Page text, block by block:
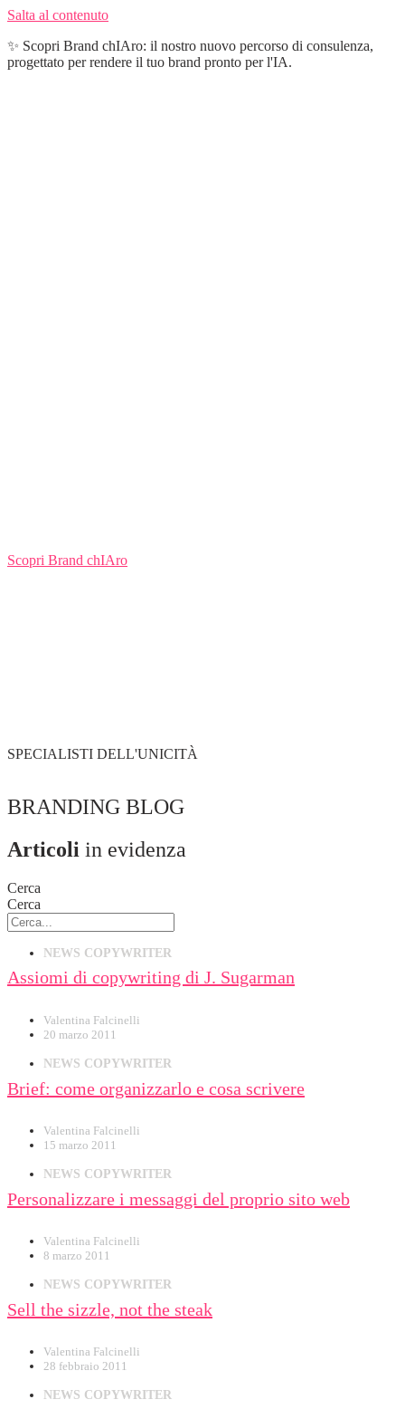
Salta al contenuto
✨ Scopri Brand chIAro: il nostro nuovo percorso di consulenza,
progettato per rendere il tuo brand pronto per l'IA.
Scopri Brand chIAro
SPECIALISTI DELL'UNICITÀ
BRANDING BLOG
Articoli in evidenza
Cerca
Cerca
NEWS COPYWRITER
Assiomi di copywriting di J. Sugarman
Valentina Falcinelli
20 marzo 2011
NEWS COPYWRITER
Brief: come organizzarlo e cosa scrivere
Valentina Falcinelli
15 marzo 2011
NEWS COPYWRITER
Personalizzare i messaggi del proprio sito web
Valentina Falcinelli
8 marzo 2011
NEWS COPYWRITER
Sell the sizzle, not the steak
Valentina Falcinelli
28 febbraio 2011
NEWS COPYWRITER